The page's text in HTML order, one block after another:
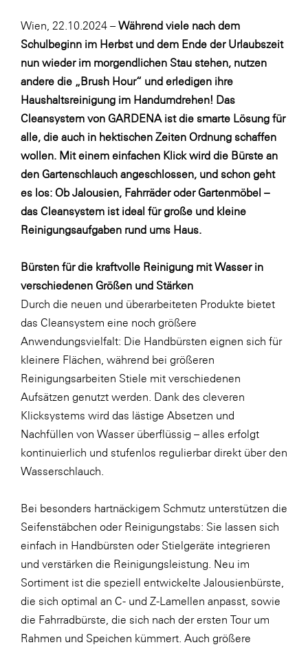
Fahrzeugtechnik
WKS Fachgruppe Finanzdienstleister
WK UBIT
Zühlke
Media
Wien, 22.10.2024 –Während viele nach dem
Schulbeginn im Herbst und dem Ende der Urlaubszeit
nun wieder im morgendlichen Stau stehen, nutzen
andere die „Brush Hour“ und erledigen ihre
Haushaltsreinigung im Handumdrehen! Das
Cleansystem von GARDENA ist die smarte Lösung für
alle, die auch in hektischen Zeiten Ordnung schaffen
wollen. Mit einem einfachen Klick wird die Bürste an
den Gartenschlauch angeschlossen, und schon geht
es los: Ob Jalousien, Fahrräder oder Gartenmöbel –
das Cleansystem ist ideal für große und kleine
Reinigungsaufgaben rund ums Haus.
Bürsten für die kraftvolle Reinigung mit Wasser in
verschiedenen Größen und Stärken
Durch die neuen und überarbeiteten Produkte bietet
das Cleansystem eine noch größere
Anwendungsvielfalt: Die Handbürsten eignen sich für
kleinere Flächen, während bei größeren
Reinigungsarbeiten Stiele mit verschiedenen
Aufsätzen genutzt werden. Dank des cleveren
Klicksystems wird das lästige Absetzen und
Nachfüllen von Wasser überflüssig – alles erfolgt
kontinuierlich und stufenlos regulierbar direkt über den
Wasserschlauch.
Bei besonders hartnäckigem Schmutz unterstützen die
Seifenstäbchen oder Reinigungstabs: Sie lassen sich
einfach in Handbürsten oder Stielgeräte integrieren
und verstärken die Reinigungsleistung. Neu im
Sortiment ist die speziell entwickelte Jalousienbürste,
die sich optimal an C- und Z-Lamellen anpasst, sowie
die Fahrradbürste, die sich nach der ersten Tour um
Rahmen und Speichen kümmert. Auch größere